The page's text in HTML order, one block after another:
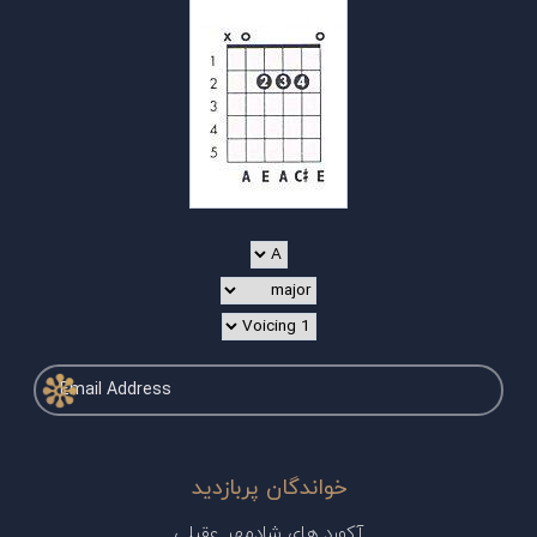
محسن ابراهیم‌زاده در ساخت آثارش از هنرمندان برجسته
مانند مصطفی مومنی، معین راهبر، میثم اکبری و دیگران
بهره‌مند شده و ترانه‌هایش توسط نویسندگان معروفی چون
مجید صالحی و مریم حیدرزاده سروده شده‌اند.
میکنیم. آکورد آهنگ هایی که در سایت موجود هستند به
آکورد مورد نظر لینک شده اند.
خواندگان پربازدید